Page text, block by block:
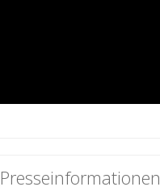
Presseinformationen